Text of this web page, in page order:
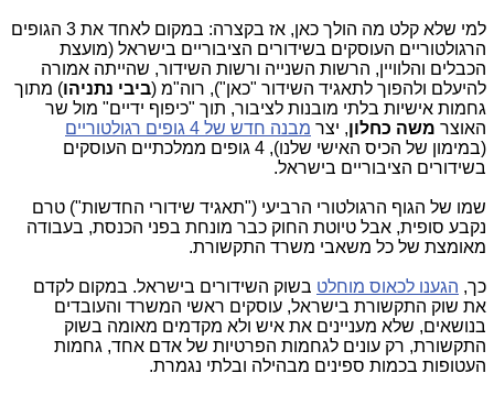
למי שלא קלט מה הולך כאן, אז בקצרה: במקום לאחד את 3 הגופים
הרגולטוריים העוסקים בשידורים הציבוריים בישראל (מועצת
הכבלים והלוויין, הרשות השנייה ורשות השידור, שהייתה אמורה
להיעלם ולהפוך לתאגיד השידור "כאן"), רוה"מ (ביבי נתניהו) מתוך
גחמות אישיות בלתי מובנות לציבור, תוך "כיפוף ידיים" מול שר
האוצר משה כחלון, יצר מבנה חדש של 4 גופים רגולטוריים
(במימון של הכיס האישי שלנו), 4 גופים ממלכתיים העוסקים
בשידורים הציבוריים בישראל.
שמו של הגוף הרגולטורי הרביעי ("תאגיד שידורי החדשות") טרם
נקבע סופית, אבל טיוטת החוק כבר מונחת בפני הכנסת, בעבודה
מאומצת של כל משאבי משרד התקשורת.
כך, הגענו לכאוס מוחלטבשוק השידורים בישראל. במקום לקדם
את שוק התקשורת בישראל, עוסקים ראשי המשרד והעובדים
בנושאים, שלא מעניינים את איש ולא מקדמים מאומה בשוק
התקשורת, רק עונים לגחמות הפרטיות של אדם אחד, גחמות
העטופות בכמות ספינים מבהילה ובלתי נגמרת.